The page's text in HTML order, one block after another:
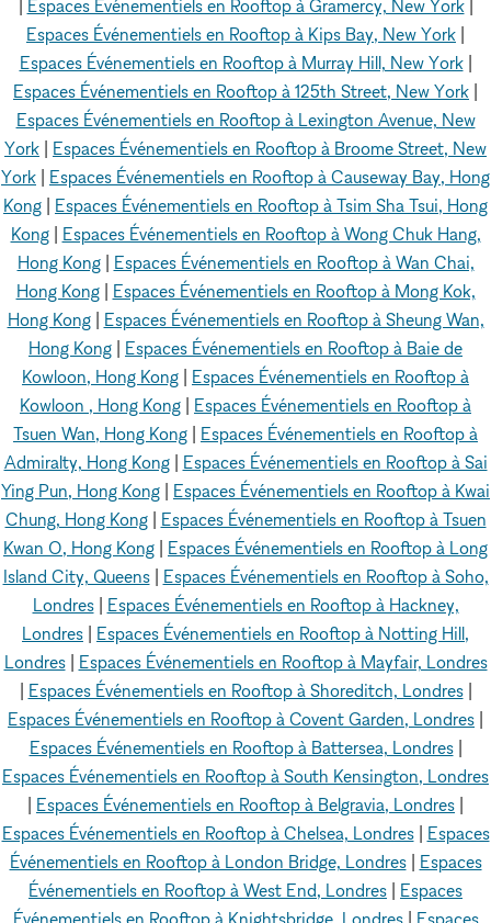
Espaces Événementiels en Rooftop à Gramercy, New York|
Espaces Événementiels en Rooftop à Kips Bay, New York
Espaces Événementiels en Rooftop à Murray Hill, New York|
Espaces Événementiels en Rooftop à 125th Street, New York
Espaces Événementiels en Rooftop à Lexington Avenue, New
York
Espaces Événementiels en Rooftop à Broome Street, New
York
Espaces Événementiels en Rooftop à Causeway Bay, Hong
Kong
Espaces Événementiels en Rooftop à Tsim Sha Tsui, Hong
Kong| Espaces Événementiels en Rooftop à Wong Chuk Hang,
Hong Kong| Espaces Événementiels en Rooftop à Wan Chai,
Hong Kong| Espaces Événementiels en Rooftop à Mong Kok,
Hong Kong| Espaces Événementiels en Rooftop à Sheung Wan,
Hong Kong
Espaces Événementiels en Rooftop à Baie de
Kowloon, Hong Kong
Espaces Événementiels en Rooftop à
Kowloon , Hong Kong
Espaces Événementiels en Rooftop à
Tsuen Wan, Hong Kong
Espaces Événementiels en Rooftop à
Admiralty, Hong Kong| Espaces Événementiels en Rooftop à Sai
Ying Pun, Hong Kong
Espaces Événementiels en Rooftop à Kwai
Chung, Hong Kong| Espaces Événementiels en Rooftop à Tsuen
Kwan O, Hong Kong
Espaces Événementiels en Rooftop à Long
Island City, Queens| Espaces Événementiels en Rooftop à Soho,
Londres| Espaces Événementiels en Rooftop à Hackney,
Londres
Espaces Événementiels en Rooftop à Notting Hill,
Londres| Espaces Événementiels en Rooftop à Mayfair, Londres
Espaces Événementiels en Rooftop à Shoreditch, Londres|
Espaces Événementiels en Rooftop à Covent Garden, Londres
Espaces Événementiels en Rooftop à Battersea, Londres|
Espaces Événementiels en Rooftop à South Kensington, Londres
Espaces Événementiels en Rooftop à Belgravia, Londres
Espaces Événementiels en Rooftop à Chelsea, Londres| Espaces
Événementiels en Rooftop à London Bridge, Londres| Espaces
Événementiels en Rooftop à West End, Londres
Espaces
Événementiels en Rooftop à Knightsbridge, Londres| Espaces